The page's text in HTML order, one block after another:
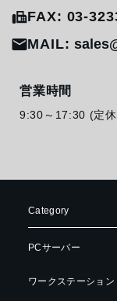
FAX: 03-
MAIL:
営業時間
9:30～17:30 (定
Category
PCサーバー
ワークステーション